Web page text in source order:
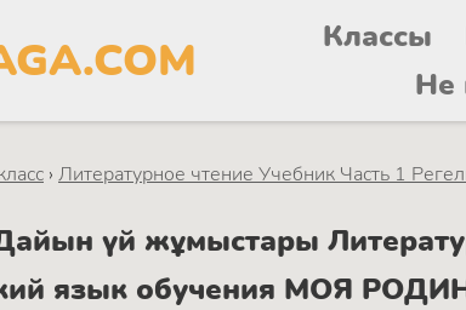
Классы
Не
› Литературное чтение Учебник Часть 1
үй жұмыстары
язык обучения МОЯ